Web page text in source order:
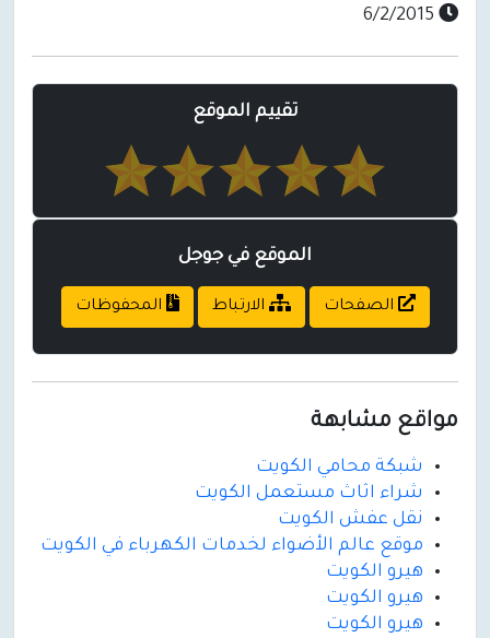
تقييم الموقع
الموقع في جوجل
الصفحات الارتباط المحفوظات
مواقع مشابهة
شبكة محامي الكويت
شراء اثاث مستعمل الكويت
نقل عفش الكويت
موقع عالم الأضواء لخدمات الكهرباء في الكويت
هيرو الكويت
هيرو الكويت
هيرو الكويت